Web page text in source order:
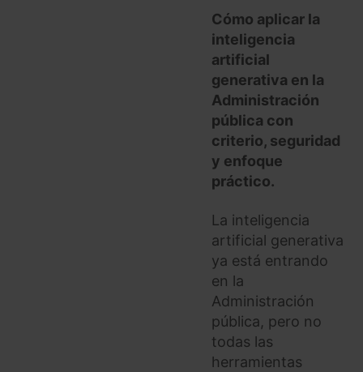
las que sean indispensables para la navegación.
Saber más acerca de las cookies
Cómo aplicar la
inteligencia
artificial
generativa en la
Administración
pública con
criterio, seguridad
y enfoque
práctico.
La inteligencia
artificial generativa
ya está entrando
en la
Administración
pública, pero no
todas las
herramientas